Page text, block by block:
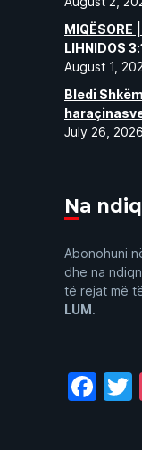
MIQËSORE
LIHNIDOS
August 1,
Bledi
July 26, 2026
Na
Abonohuni
dhe na
të rejat më
LUM.